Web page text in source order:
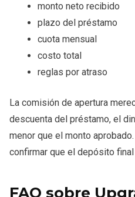
monto neto recibido
plazo del préstamo
cuota mensual
costo total
reglas por atraso
La comisión de apertura
descuenta del préstamo, el
menor que el monto
confirmar que el depósito
FAQ sobre